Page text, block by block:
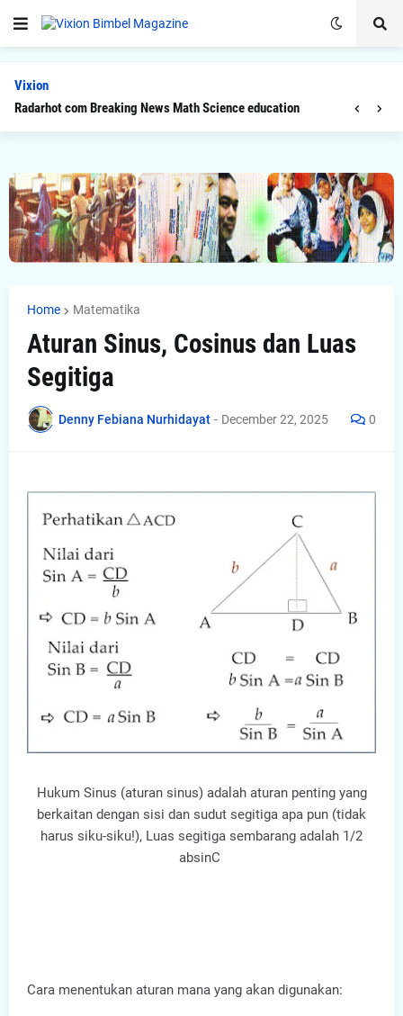
Vixion
Radarhot com Breaking News Math Science education
Home Matematika
Aturan Sinus, Cosinus dan Luas
Segitiga
Denny Febiana Nurhidayat - December 22, 2025 0
Hukum Sinus (aturan sinus) adalah aturan penting yang
berkaitan dengan sisi dan sudut segitiga apa pun (tidak
harus siku-siku!), Luas segitiga sembarang adalah 1/2
absinC
Cara menentukan aturan mana yang akan digunakan: